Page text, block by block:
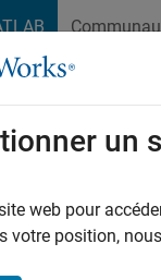
un
web pour
votre position,